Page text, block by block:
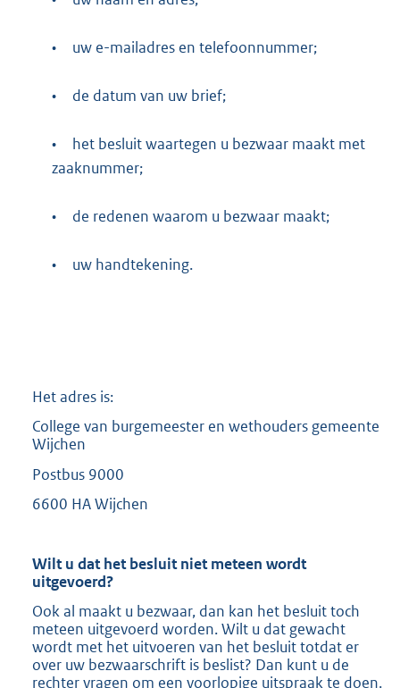
• uw e-mailadres en telefoonnummer;
• de datum van uw brief;
•
het besluit waartegen u bezwaar maakt met
zaaknummer;
• de redenen waarom u bezwaar maakt;
• uw handtekening.
Het adres is:
College van burgemeester en wethouders gemeente
Wijchen
Postbus 9000
6600 HA Wijchen
Wilt u dat het besluit niet meteen wordt
uitgevoerd?
Ook al maakt u bezwaar, dan kan het besluit toch
meteen uitgevoerd worden. Wilt u dat gewacht
wordt met het uitvoeren van het besluit totdat er
over uw bezwaarschrift is beslist? Dan kunt u de
rechter vragen om een voorlopige uitspraak te doen.